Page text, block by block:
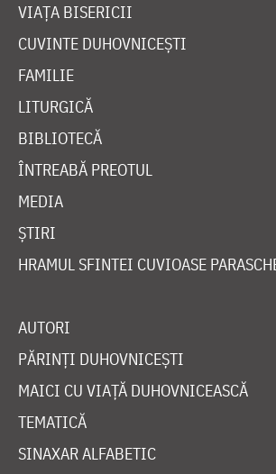
VIAȚA BISERICII
CUVINTE DUHOVNICEȘTI
FAMILIE
LITURGICĂ
BIBLIOTECĂ
ÎNTREABĂ PREOTUL
MEDIA
ȘTIRI
HRAMUL SFINTEI CUVIOASE
AUTORI
PĂRINȚI DUHOVNICEȘTI
MAICI CU VIAȚĂ DUHOVNICEASCĂ
TEMATICĂ
SINAXAR ALFABETIC